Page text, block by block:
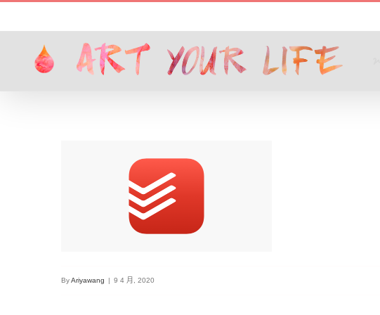
to
content
ByAriyawang | 9 4 月, 2020